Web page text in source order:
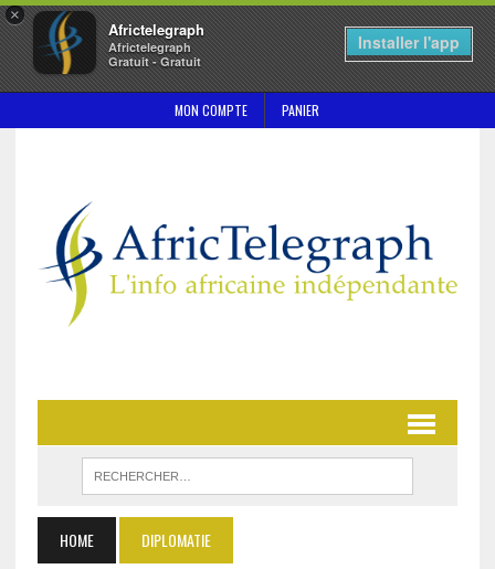
×
Africtelegraph
Africtelegraph
Gratuit - Gratuit
Installer l'app
MON COMPTE PANIER
HOME DIPLOMATIE